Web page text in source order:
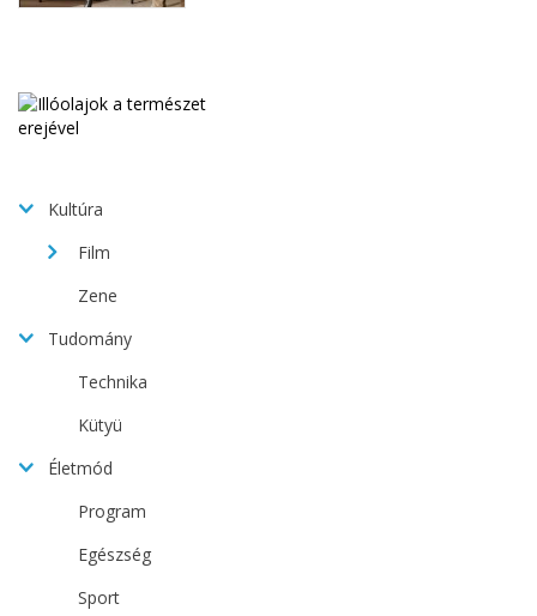
Kultúra
Film
Zene
Tudomány
Technika
Kütyü
Életmód
Program
Egészség
Sport